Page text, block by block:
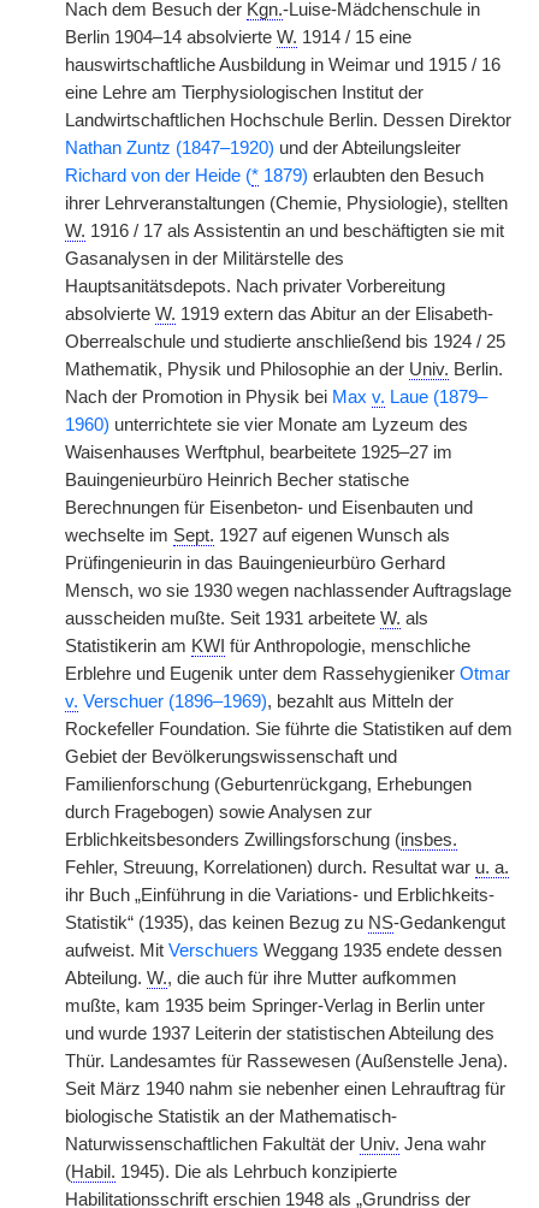
Nach dem Besuch der Kgn.-Luise-Mädchenschule in
Berlin 1904–14 absolvierte W. 1914 / 15 eine
hauswirtschaftliche Ausbildung in Weimar und 1915 / 16
eine Lehre am Tierphysiologischen Institut der
Landwirtschaftlichen Hochschule Berlin. Dessen Direktor
Nathan Zuntz (1847–1920) und der Abteilungsleiter
Richard von der Heide (* 1879) erlaubten den Besuch
ihrer Lehrveranstaltungen (Chemie, Physiologie), stellten
W. 1916 / 17 als Assistentin an und beschäftigten sie mit
Gasanalysen in der Militärstelle des
Hauptsanitätsdepots. Nach privater Vorbereitung
absolvierte W. 1919 extern das Abitur an der Elisabeth-
Oberrealschule und studierte anschließend bis 1924 / 25
Mathematik, Physik und Philosophie an der Univ. Berlin.
Nach der Promotion in Physik bei Max v. Laue (1879–
1960) unterrichtete sie vier Monate am Lyzeum des
Waisenhauses Werftphul, bearbeitete 1925–27 im
Bauingenieurbüro Heinrich Becher statische
Berechnungen für Eisenbeton- und Eisenbauten und
wechselte im Sept. 1927 auf eigenen Wunsch als
Prüfingenieurin in das Bauingenieurbüro Gerhard
Mensch, wo sie 1930 wegen nachlassender Auftragslage
ausscheiden mußte. Seit 1931 arbeitete W. als
Statistikerin am KWI für Anthropologie, menschliche
Erblehre und Eugenik unter dem Rassehygieniker Otmar
v. Verschuer (1896–1969), bezahlt aus Mitteln der
Rockefeller Foundation. Sie führte die Statistiken auf dem
Gebiet der Bevölkerungswissenschaft und
Familienforschung (Geburtenrückgang, Erhebungen
durch Fragebogen) sowie Analysen zur
Erblichkeitsbesonders Zwillingsforschung (insbes.
Fehler, Streuung, Korrelationen) durch. Resultat war u. a.
ihr Buch „Einführung in die Variations- und Erblichkeits-
Statistik“ (1935), das keinen Bezug zu NS-Gedankengut
aufweist. Mit Verschuers Weggang 1935 endete dessen
Abteilung. W., die auch für ihre Mutter aufkommen
mußte, kam 1935 beim Springer-Verlag in Berlin unter
und wurde 1937 Leiterin der statistischen Abteilung des
Thür. Landesamtes für Rassewesen (Außenstelle Jena).
Seit März 1940 nahm sie nebenher einen Lehrauftrag für
biologische Statistik an der Mathematisch-
Naturwissenschaftlichen Fakultät der Univ. Jena wahr
(Habil. 1945). Die als Lehrbuch konzipierte
Habilitationsschrift erschien 1948 als „Grundriss der